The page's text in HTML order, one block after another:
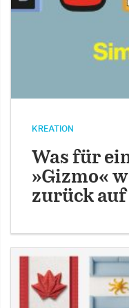
KREATION
Was für
»Gizmo«
zurück auf